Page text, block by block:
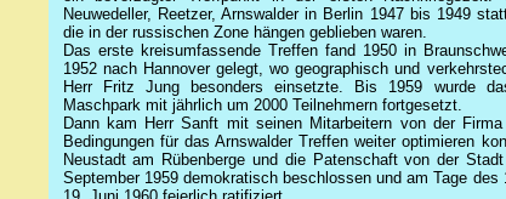
Neuwedeller, Reetzer, Arnswalder in Berlin 1947 bis 1949
die in der russischen Zone hängen geblieben waren.
Das erste kreisumfassende Treffen fand 1950 in
1952 nach Hannover gelegt, wo geographisch und
Herr Fritz Jung besonders einsetzte. Bis 1959 wurde
Maschparkmit jährlich um 2000 Teilnehmern fortgesetzt.
Dann kam Herr Sanft mit seinen Mitarbeitern von der
Bedingungen für das Arnswalder Treffen weiter optimieren
Neustadt am Rübenberge und die Patenschaft von der
September 1959 demokratisch beschlossen und am Tage